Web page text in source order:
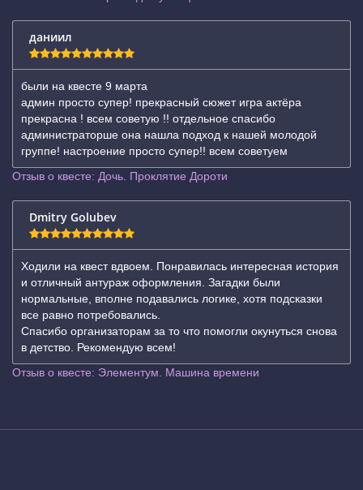
даниил
были на квесте 9 марта
админ просто супер! прекрасный сюжет игра актёра
прекрасна ! всем советую !! отдельное спасибо
администраторше она нашла подход к нашей молодой
группе! настроение просто супер!! всем советуем
Отзыв о квесте: Дочь. Проклятие Дороти
Dmitry Golubev
Ходили на квест вдвоем. Понравилась интересная история
и отличный антураж оформления. Загадки были
нормальные, вполне подавались логике, хотя подсказки
все равно потребовались.
Спасибо организаторам за то что помогли окунуться снова
в детство. Рекомендую всем!
Отзыв о квесте: Элементум. Машина времени